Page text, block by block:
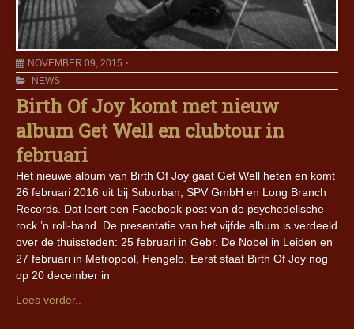
NOVEMBER 09, 2015
NEWS
Birth Of Joy komt met nieuw
album Get Well en clubtour in
februari
Het nieuwe album van Birth Of Joy gaat Get Well heten en komt
26 februari 2016 uit bij Suburban, SPV GmbH en Long Branch
Records. Dat leert een Facebook-post van de psychedelische
rock ’n roll-band. De presentatie van het vijfde album is verdeeld
over de thuissteden: 25 februari in Gebr. De Nobel in Leiden en
27 februari in Metropool, Hengelo. Eerst staat Birth Of Joy nog
op 20 december in
Lees verder..